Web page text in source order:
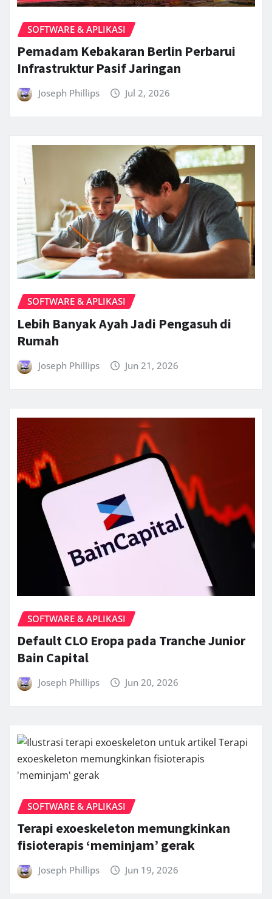
SOFTWARE & APLIKASI
Pemadam Kebakaran Berlin Perbarui
Infrastruktur Pasif Jaringan
Joseph Phillips Jul 2, 2026
SOFTWARE & APLIKASI
Lebih Banyak Ayah Jadi Pengasuh di
Rumah
Joseph Phillips Jun 21, 2026
SOFTWARE & APLIKASI
Default CLO Eropa pada Tranche Junior
Bain Capital
Joseph Phillips Jun 20, 2026
SOFTWARE & APLIKASI
Terapi exoeskeleton memungkinkan
fisioterapis ‘meminjam’ gerak
Joseph Phillips Jun 19, 2026